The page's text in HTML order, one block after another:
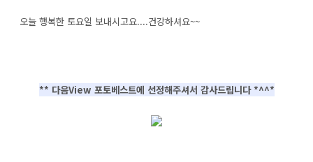
오늘 행복한 토요일 보내시고요....건강하셔요~~
** 다음View 포토베스트에 선정해주셔서 감사드립니다 *^^*